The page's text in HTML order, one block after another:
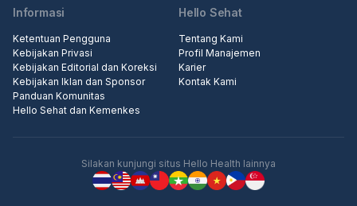
Informasi
Ketentuan Pengguna
Kebijakan Privasi
Kebijakan Editorial dan Koreksi
Kebijakan Iklan dan Sponsor
Panduan Komunitas
Hello Sehat dan Kemenkes
Hello Sehat
Tentang Kami
Profil Manajemen
Karier
Kontak Kami
Silakan kunjungi situs Hello Health lainnya